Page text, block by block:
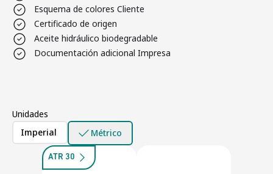
Esquema de colores Cliente
Certificado de origen
Aceite hidráulico biodegradable
Documentación adicional Impresa
Unidades
Imperial
Métrico
ATR 30